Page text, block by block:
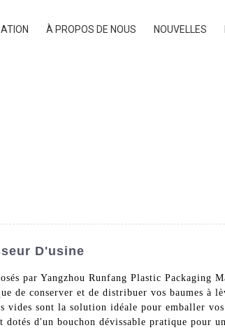
À PROPOS DE NOUS NOUVELLES
D'usine
par Yangzhou Runfang Plastic Packaging
de conserver et de distribuer vos baumes à
vides sont la solution idéale pour emballer vos
d'un bouchon dévissable pratique pour